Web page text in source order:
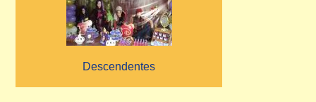
Descendentes